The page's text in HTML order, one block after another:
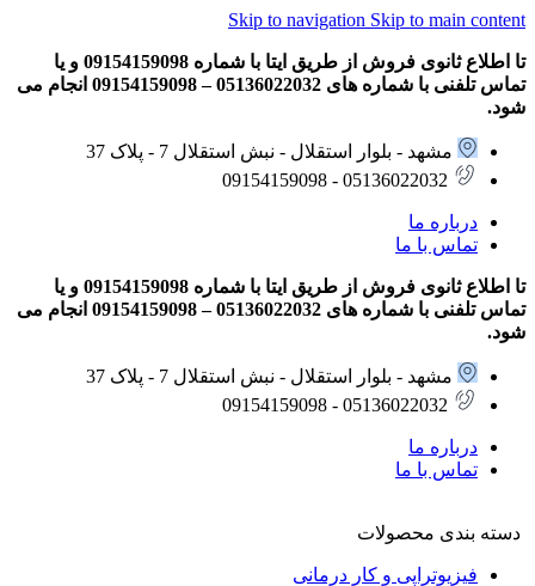
Skip to navigation Skip to main content
تا اطلاع ثانوی فروش از طریق ایتا با شماره 09154159098 و یا
تماس تلفنی با شماره های 05136022032 – 09154159098 انجام می
شود.
مشهد - بلوار استقلال - نبش استقلال 7 - پلاک 37
05136022032 - 09154159098
درباره ما
تماس با ما
تا اطلاع ثانوی فروش از طریق ایتا با شماره 09154159098 و یا
تماس تلفنی با شماره های 05136022032 – 09154159098 انجام می
شود.
مشهد - بلوار استقلال - نبش استقلال 7 - پلاک 37
05136022032 - 09154159098
درباره ما
تماس با ما
دسته بندی محصولات
فیزیوتراپی و کار درمانی